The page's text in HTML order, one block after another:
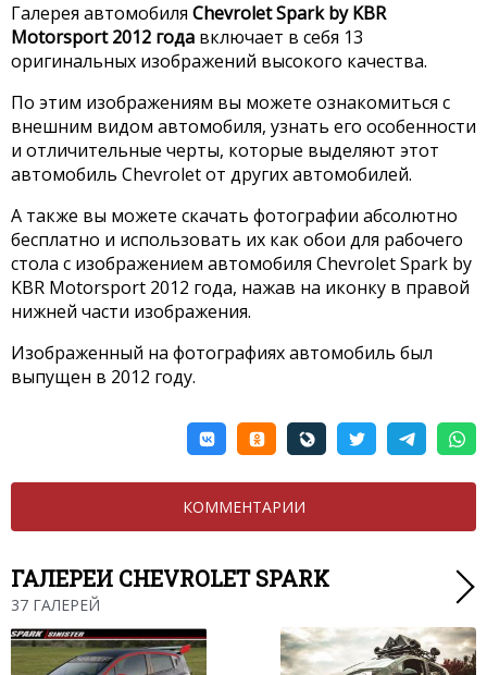
Галерея автомобиля Chevrolet Spark by KBR
Motorsport 2012 года включает в себя 13
оригинальных изображений высокого качества.
По этим изображениям вы можете ознакомиться с
внешним видом автомобиля, узнать его особенности
и отличительные черты, которые выделяют этот
автомобиль Chevrolet от других автомобилей.
А также вы можете скачать фотографии абсолютно
бесплатно и использовать их как обои для рабочего
стола с изображением автомобиля Chevrolet Spark by
KBR Motorsport 2012 года, нажав на иконку в правой
нижней части изображения.
Изображенный на фотографиях автомобиль был
выпущен в 2012 году.
КОММЕНТАРИИ
ГАЛЕРЕИ CHEVROLET SPARK
37 ГАЛЕРЕЙ